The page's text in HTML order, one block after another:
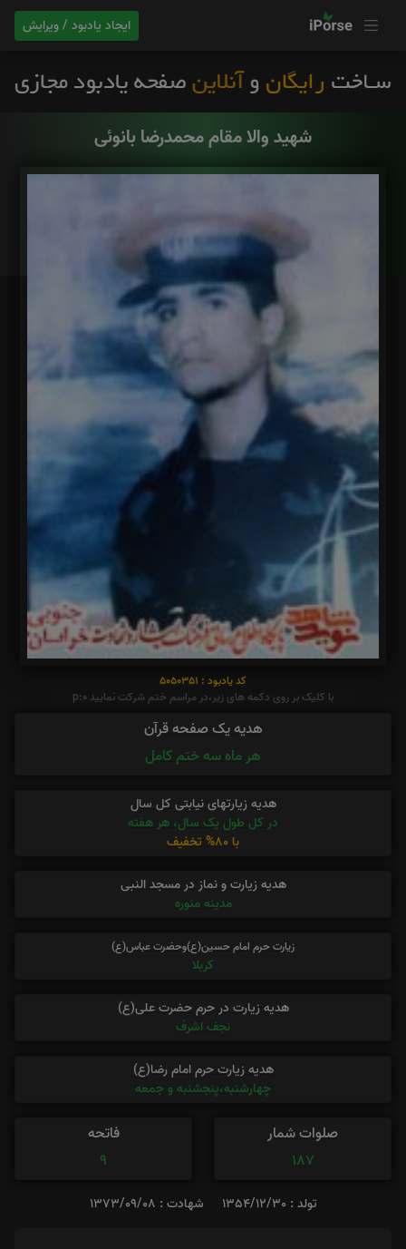
ایجاد یادبود / ویرایش
شهید والا مقام محمدرضا بانوئی
کد یادبود : 5050351
با کلیک بر روی دکمه های زیر،در مراسم ختم شرکت نمایید p:0
هدیه یک صفحه قرآن
هر ماه سه ختم کامل
هدیه زیارتهای نیابتی کل سال
در کل طول یک سال، هر هفته
با 80% تخفیف
هدیه زیارت و نماز در مسجد النبی
مدینه منوره
زیارت حرم امام حسین(ع)وحضرت عباس(ع)
کربلا
هدیه زیارت در حرم حضرت علی(ع)
نجف اشرف
هدیه زیارت حرم امام رضا(ع)
چهارشنبه،پنجشنبه و جمعه
صلوات شمار
187
فاتحه
9
تولد : 1354/12/30 شهادت : 1373/09/08